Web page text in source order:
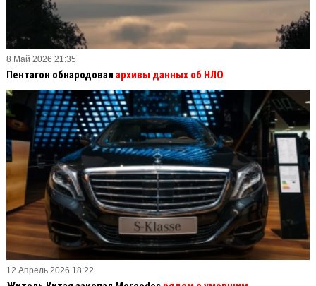
8 Май 2026 21:35
Пентагон обнародовал архивы данных об НЛО
12 Апрель 2026 18:22